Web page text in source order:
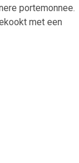
portemonnee.
met een